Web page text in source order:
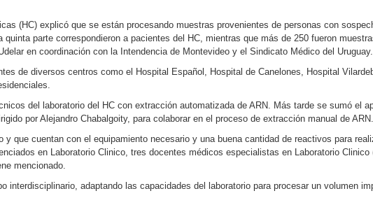
(HC) explicó que se están procesando muestras provenientes de personas con
parte correspondieron a pacientes del HC, mientras que más de 250 fueron
en coordinación con la Intendencia de Montevideo y el Sindicato Médico del Uruguay.
de diversos centros como el Hospital Español, Hospital de Canelones, Hospital
del laboratorio del HC con extracción automatizada de ARN. Más tarde se sumó el
por Alejandro Chabalgoity, para colaborar en el proceso de extracción manual de ARN.
que cuentan con el equipamiento necesario y una buena cantidad de reactivos para
en Laboratorio Clinico, tres docentes médicos especialistas en Laboratorio
mencionado.
interdisciplinario, adaptando las capacidades del laboratorio para procesar un volumen